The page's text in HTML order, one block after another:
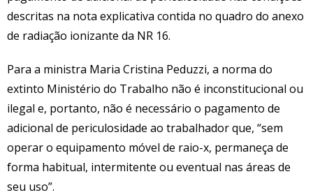
descritas na nota explicativa contida no quadro do anexo
de radiação ionizante da NR 16.
Para a ministra Maria Cristina Peduzzi, a norma do
extinto Ministério do Trabalho não é inconstitucional ou
ilegal e, portanto, não é necessário o pagamento de
adicional de periculosidade ao trabalhador que, “sem
operar o equipamento móvel de raio-x, permaneça de
forma habitual, intermitente ou eventual nas áreas de
seu uso”.